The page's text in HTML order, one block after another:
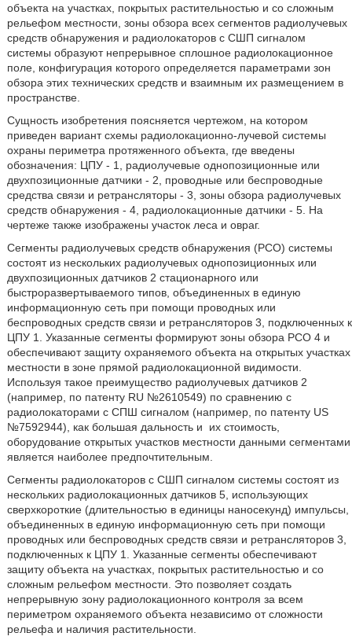
объекта на участках, покрытых растительностью и со сложным
рельефом местности, зоны обзора всех сегментов радиолучевых
средств обнаружения и радиолокаторов с СШП сигналом
системы образуют непрерывное сплошное радиолокационное
поле, конфигурация которого определяется параметрами зон
обзора этих технических средств и взаимным их размещением в
пространстве.
Сущность изобретения поясняется чертежом, на котором
приведен вариант схемы радиолокационно-лучевой системы
охраны периметра протяженного объекта, где введены
обозначения: ЦПУ - 1, радиолучевые однопозиционные или
двухпозиционные датчики - 2, проводные или беспроводные
средства связи и ретрансляторы - 3, зоны обзора радиолучевых
средств обнаружения - 4, радиолокационные датчики - 5. На
чертеже также изображены участок леса и овраг.
Сегменты радиолучевых средств обнаружения (РСО) системы
состоят из нескольких радиолучевых однопозиционных или
двухпозиционных датчиков 2 стационарного или
быстроразвертываемого типов, объединенных в единую
информационную сеть при помощи проводных или
беспроводных средств связи и ретрансляторов 3, подключенных к
ЦПУ 1. Указанные сегменты формируют зоны обзора РСО 4 и
обеспечивают защиту охраняемого объекта на открытых участках
местности в зоне прямой радиолокационной видимости.
Используя такое преимущество радиолучевых датчиков 2
(например, по патенту RU №2610549) по сравнению с
радиолокаторами с СПШ сигналом (например, по патенту US
№7592944), как большая дальность и
их стоимость,
оборудование открытых участков местности данными сегментами
является наиболее предпочтительным.
Сегменты радиолокаторов с СШП сигналом системы состоят из
нескольких радиолокационных датчиков 5, использующих
сверхкороткие (длительностью в единицы наносекунд) импульсы,
объединенных в единую информационную сеть при помощи
проводных или беспроводных средств связи и ретрансляторов 3,
подключенных к ЦПУ 1. Указанные сегменты обеспечивают
защиту объекта на участках, покрытых растительностью и со
сложным рельефом местности. Это позволяет создать
непрерывную зону радиолокационного контроля за всем
периметром охраняемого объекта независимо от сложности
рельефа и наличия растительности.